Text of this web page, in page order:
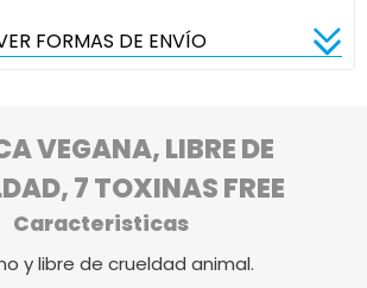
FORMAS DE ENVÍO
VEGANA, LIBRE DE
7 TOXINAS FREE
Caracteristicas
y libre de crueldad animal.